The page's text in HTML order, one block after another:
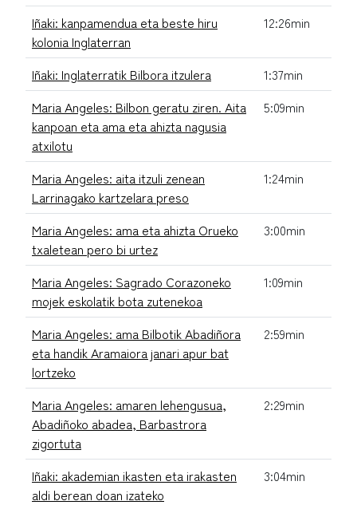
Iñaki: kanpamendua eta beste hiru
kolonia Inglaterran
12:26min
Iñaki: Inglaterratik Bilbora itzulera
1:37min
Maria Angeles: Bilbon geratu ziren. Aita
kanpoan eta ama eta ahizta nagusia
atxilotu
5:09min
Maria Angeles: aita itzuli zenean
Larrinagako kartzelara preso
1:24min
Maria Angeles: ama eta ahizta Orueko
txaletean pero bi urtez
3:00min
Maria Angeles: Sagrado Corazoneko
mojek eskolatik bota zutenekoa
1:09min
Maria Angeles: ama Bilbotik Abadiñora
eta handik Aramaiora janari apur bat
lortzeko
2:59min
Maria Angeles: amaren lehengusua,
Abadiñoko abadea, Barbastrora
zigortuta
2:29min
Iñaki: akademian ikasten eta irakasten
aldi berean doan izateko
3:04min